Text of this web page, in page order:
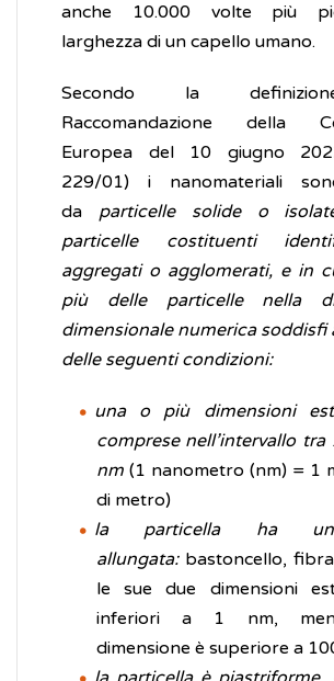
anche 10.000 volte più
larghezza di un capello umano.
Secondo la
Raccomandazione della
Europea del 10 giugno
229/01) i nanomateriali
da particelle solide o
particelle costituenti
aggregati o agglomerati, e in
più delle particelle nella
dimensionale numerica soddisfi
delle seguenti condizioni:
una o più dimensioni
comprese nell’intervallo
nm (1 nanometro (nm) = 1
di metro)
la particella ha
allungata:bastoncello,
le sue due dimensioni
inferiori a 1 nm,
dimensione è superiore a